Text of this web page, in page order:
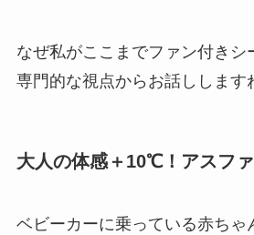
なぜ私がここまでファン付きシ
専門的な視点からお話しします
大人の体感＋10℃！アスフ
ベビーカーに乗っている赤ちゃ